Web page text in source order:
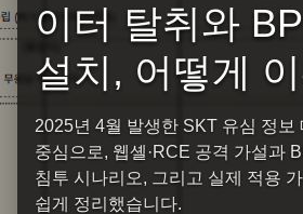
이터 탈취와
설치, 어떻게
2025년 4월 발생한 SKT 유심 정보
중심으로, 웹셸·RCE 공격 가설과
침투 시나리오, 그리고 실제 적용
쉽게 정리했습니다.